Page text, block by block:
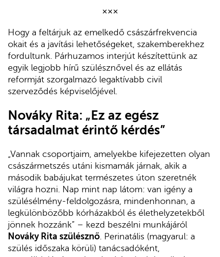
×××
Hogy a feltárjuk az emelkedő császárfrekvencia
okait és a javítási lehetőségeket, szakemberekhez
fordultunk. Párhuzamos interjút készítettünk az
egyik legjobb hírű szülésznővel és az ellátás
reformját szorgalmazó legaktívabb civil
szerveződés képviselőjével.
Nováky Rita: „Ez az egész
társadalmat érintő kérdés”
„Vannak csoportjaim, amelyekbe kifejezetten olyan
császármetszés utáni kismamák járnak, akik a
második babájukat természetes úton szeretnék
világra hozni. Nap mint nap látom: van igény a
szülésélmény-feldolgozásra, mindenhonnan, a
legkülönbözőbb kórházakból és élethelyzetekből
jönnek hozzánk” – kezd beszélni munkájáról
Nováky Rita szülésznő . Perinatális (magyarul: a
szülés időszaka körüli) tanácsadóként,